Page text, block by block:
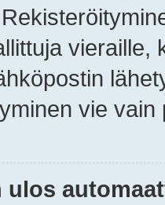
vieraille,
vie
ulos